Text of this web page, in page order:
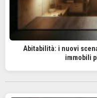
Abitabilità: i nuovi
immobili